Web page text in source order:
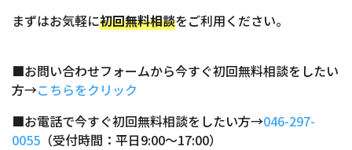
まずはお気軽に初回無料相談をご利用ください。
■お問い合わせフォームから今すぐ初回無料相談をしたい
方→こちらをクリック
■お電話で今すぐ初回無料相談をしたい方→046-297-
0055 （受付時間：平日9:00～17:00）